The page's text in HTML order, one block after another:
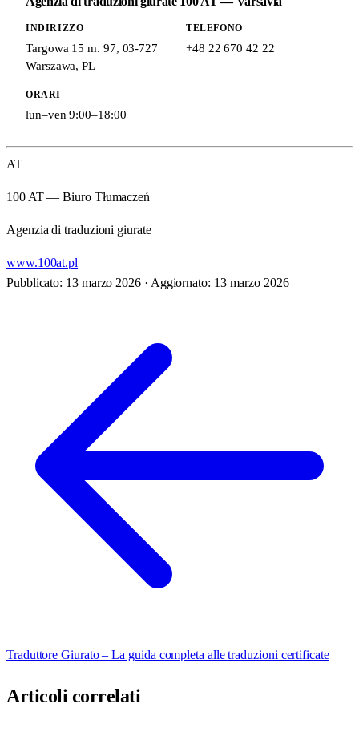
INDIRIZZO
Targowa 15 m. 97, 03-727
Warszawa,PL
TELEFONO
+48 22 670 42 22
ORARI
lun–ven 9:00–18:00
AT
100 AT — Biuro Tłumaczeń
Agenzia di traduzioni giurate
www.100at.pl
Pubblicato: 13 marzo 2026 · Aggiornato: 13 marzo 2026
Traduttore Giurato – La guida completa alle traduzioni certificate
Articoli correlati